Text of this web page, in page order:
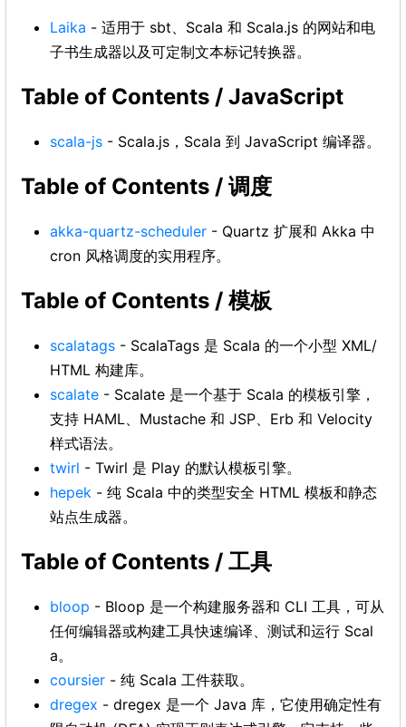
Laika - 适用于 sbt、Scala 和 Scala.js 的网站和电
子书生成器以及可定制文本标记转换器。
Table of Contents / JavaScript
scala-js - Scala.js，Scala 到 JavaScript 编译器。
Table of Contents / 调度
akka-quartz-scheduler - Quartz 扩展和 Akka 中
cron 风格调度的实用程序。
Table of Contents / 模板
scalatags - ScalaTags 是 Scala 的一个小型 XML/
HTML 构建库。
scalate - Scalate 是一个基于 Scala 的模板引擎，
支持 HAML、Mustache 和 JSP、Erb 和 Velocity
样式语法。
twirl - Twirl 是 Play 的默认模板引擎。
hepek - 纯 Scala 中的类型安全 HTML 模板和静态
站点生成器。
Table of Contents / 工具
bloop - Bloop 是一个构建服务器和 CLI 工具，可从
任何编辑器或构建工具快速编译、测试和运行 Scal
a。
coursier - 纯 Scala 工件获取。
dregex - dregex 是一个 Java 库，它使用确定性有